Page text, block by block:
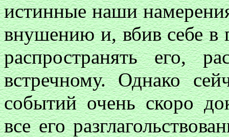
истинные наши
внушению и, вбив себе в
распространять его,
встречному. Однако
событий очень скоро
все его